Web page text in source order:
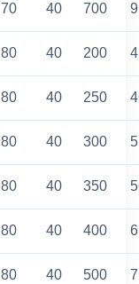
70 40 700
80 40 200
80 40 250
80 40 300
80 40 350
80 40 400
80 40 500